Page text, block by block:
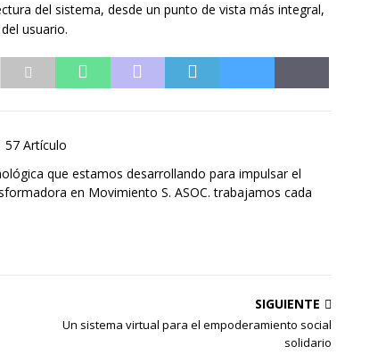
del sistema, desde un punto de vista más integral,
usuario.
57 Artículo
que estamos desarrollando para impulsar el
en Movimiento S. ASOC. trabajamos cada
SIGUIENTE
Un sistema virtual para el empoderamiento social
solidario